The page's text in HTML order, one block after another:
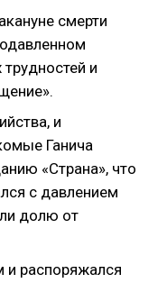
смерти
и
и
Ганича
«Страна», что
с давлением
долю от
и распоряжался